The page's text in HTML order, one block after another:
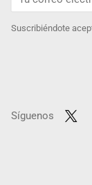
Suscribiéndote
Síguenos